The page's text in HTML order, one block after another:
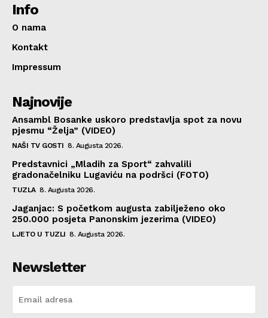
Info
O nama
Kontakt
Impressum
Najnovije
Ansambl Bosanke uskoro predstavlja spot za novu
pjesmu “Želja” (VIDEO)
NAŠI TV GOSTI 8. Augusta 2026.
Predstavnici „Mladih za Sport“ zahvalili
gradonačelniku Lugaviću na podršci (FOTO)
TUZLA 8. Augusta 2026.
Jaganjac: S početkom augusta zabilježeno oko
250.000 posjeta Panonskim jezerima (VIDEO)
LJETO U TUZLI 8. Augusta 2026.
Newsletter